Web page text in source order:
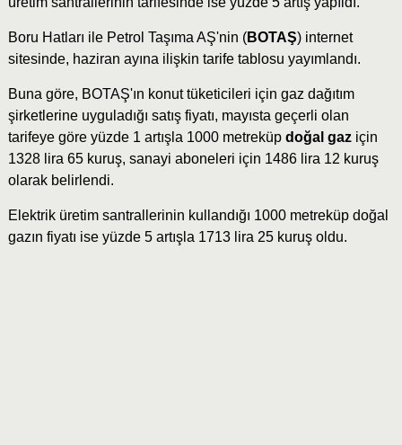
Boru Hatları ile Petrol Taşıma AŞ'nin (BOTAŞ) internet
sitesinde, haziran ayına ilişkin tarife tablosu yayımlandı.
Buna göre, BOTAŞ'ın konut tüketicileri için gaz dağıtım
şirketlerine uyguladığı satış fiyatı, mayısta geçerli olan
tarifeye göre yüzde 1 artışla 1000 metreküp doğal gaziçin
1328 lira 65 kuruş, sanayi aboneleri için 1486 lira 12 kuruş
olarak belirlendi.
Elektrik üretim santrallerinin kullandığı 1000 metreküp doğal
gazın fiyatı ise yüzde 5 artışla 1713 lira 25 kuruş oldu.